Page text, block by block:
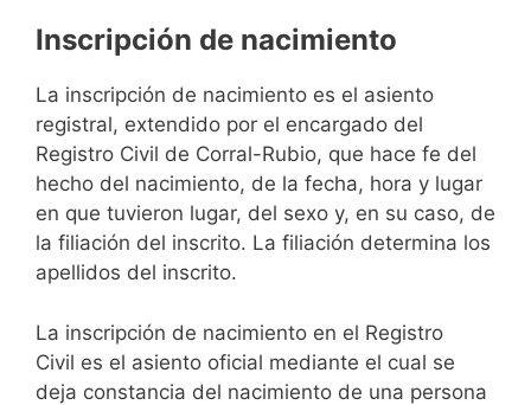
Inscripción de nacimiento
La inscripción de nacimiento es el asiento
registral, extendido por el encargado del
Registro Civil de Corral-Rubio, que hace fe del
hecho del nacimiento, de la fecha, hora y lugar
en que tuvieron lugar, del sexo y, en su caso, de
la filiación del inscrito. La filiación determina los
apellidos del inscrito.
La inscripción de nacimiento en el Registro
Civil es el asiento oficial mediante el cual se
deja constancia del nacimiento de una persona